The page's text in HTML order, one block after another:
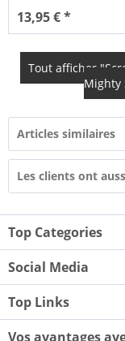
13,95 € *
Tout afficher
Mighty
Articles similaires
Les clients ont
Top Categories
Social Media
Top Links
Vos avantages